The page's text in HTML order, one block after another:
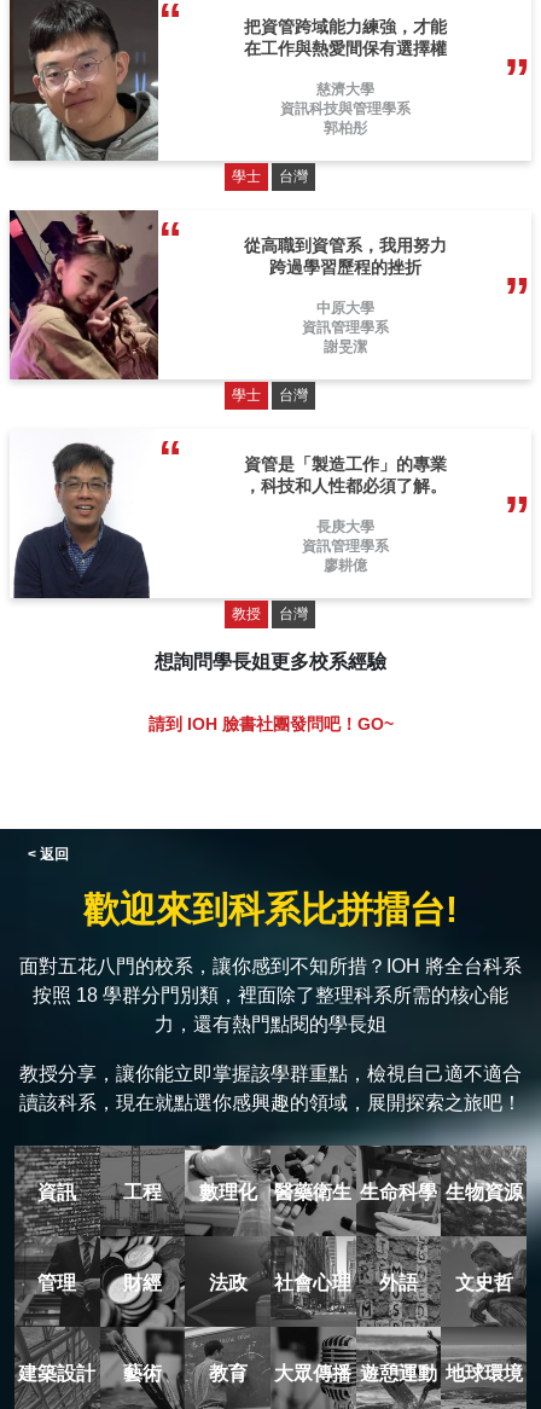
把資管跨域能力練強，才能
在工作與熱愛間保有選擇權
慈濟大學
資訊科技與管理學系
郭柏彤
學士 台灣
從高職到資管系，我用努力
跨過學習歷程的挫折
中原大學
資訊管理學系
謝旻潔
學士 台灣
資管是「製造工作」的專業
，科技和人性都必須了解。
長庚大學
資訊管理學系
廖耕億
教授 台灣
想詢問學長姐更多校系經驗
請到 IOH 臉書社團發問吧！GO~
< 返回
歡迎來到科系比拼擂台!
面對五花八門的校系，讓你感到不知所措？IOH 將全台科系
按照 18 學群分門別類，裡面除了整理科系所需的核心能
力，還有熱門點閱的學長姐
教授分享，讓你能立即掌握該學群重點，檢視自己適不適合
讀該科系，現在就點選你感興趣的領域，展開探索之旅吧！
資訊 工程 數理化 醫藥衛生 生命科學 生物資源
管理 財經 法政 社會心理 外語 文史哲
建築設計 藝術 教育 大眾傳播 遊憩運動 地球環境